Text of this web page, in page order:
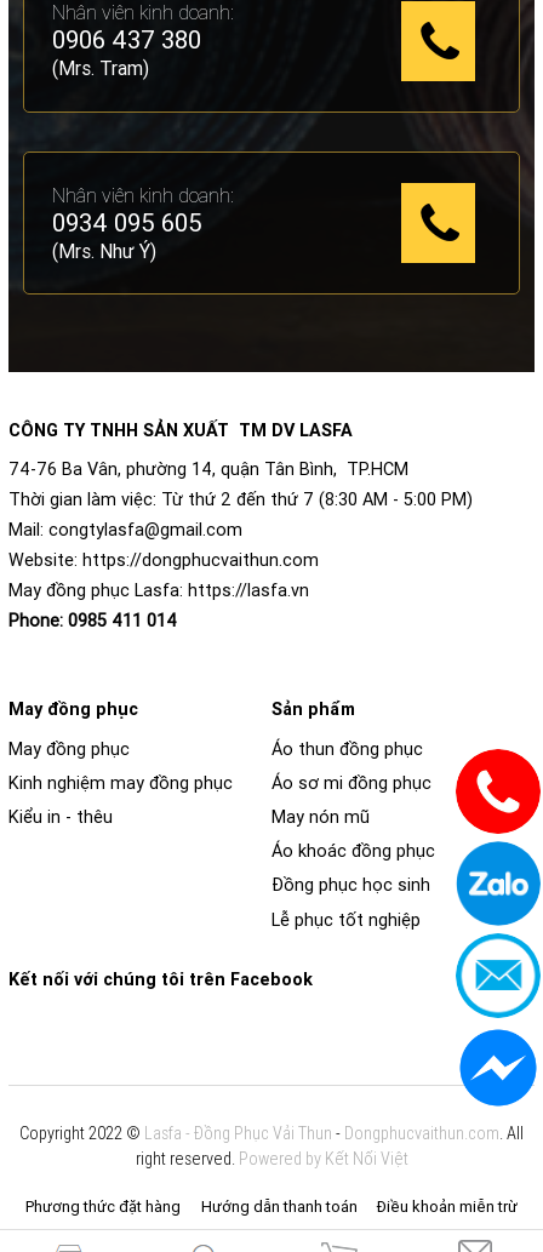
Nhân viên kinh doanh:
0906 437 380
(Mrs. Tram)
Nhân viên kinh doanh:
0934 095 605
(Mrs. Như Ý)
CÔNG TY TNHH SẢN XUẤT TM DV LASFA
74-76 Ba Vân, phường 14, quận Tân Bình, TP.HCM
Thời gian làm việc: Từ thứ 2 đến thứ 7 (8:30 AM - 5:00 PM)
Mail:congtylasfa@gmail.com
Website:https://dongphucvaithun.com
May đồng phục Lasfa:https://lasfa.vn
Phone:0985 411 014
May đồng phục
May đồng phục
Kinh nghiệm may đồng phục
Kiểu in - thêu
Sản phẩm
Áo thun đồng phục
Áo sơ mi đồng phục
May nón mũ
Áo khoác đồng phục
Đồng phục học sinh
Lễ phục tốt nghiệp
Kết nối với chúng tôi trên Facebook
Copyright 2022 © Lasfa - Đồng Phục Vải Thun - Dongphucvaithun.com. All
right reserved. Powered by Kết Nối Việt
Phương thức đặt hàng Hướng dẫn thanh toán Điều khoản miễn trừ